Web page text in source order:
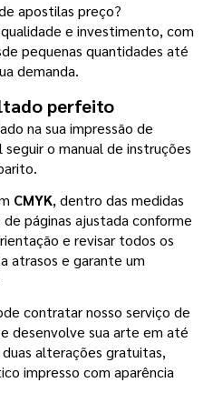
apostilas preço?
e investimento, com
pequenas quantidades até
demanda.
perfeito
na sua impressão de
o manual de instruções
CMYK, dentro das medidas
páginas ajustada conforme
e revisar todos os
atrasos e garante um
desenvolve sua arte em até
alterações gratuitas,
impresso com aparência